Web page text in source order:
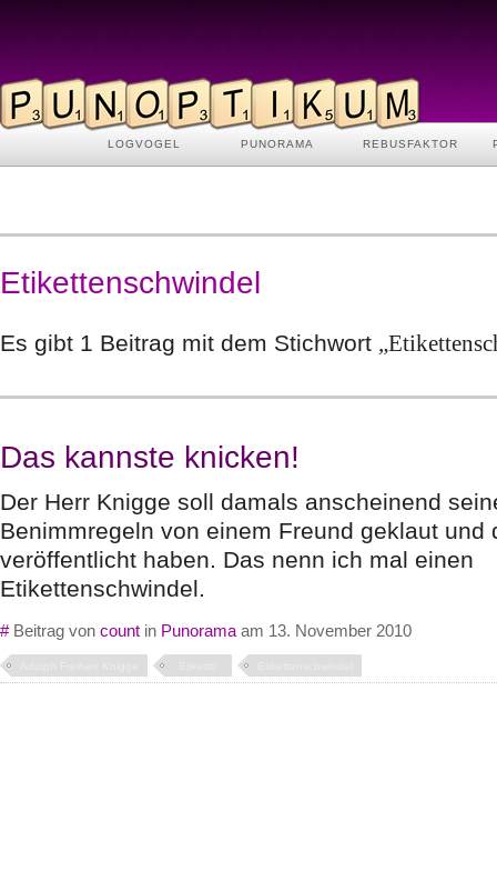
LOGVOGEL PUNORAMA REBUSFAKTOR
Etikettenschwindel
Es gibt 1 Beitrag mit dem Stichwort
Das kannste knicken!
Der Herr Knigge soll damals anscheinend
Benimmregeln von einem Freund geklaut und
veröffentlicht haben. Das nenn ich mal einen
Etikettenschwindel.
#Beitrag von count in Punorama am 13. November 2010